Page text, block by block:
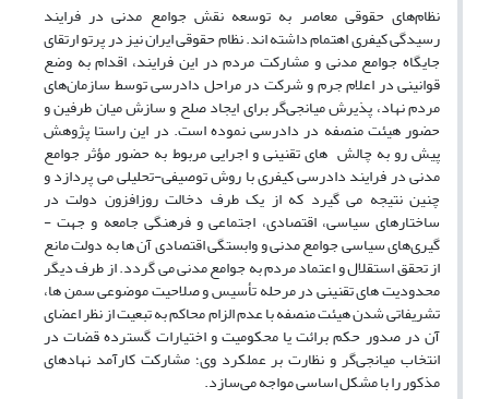
نظام‌های حقوقی معاصر به توسعه نقش جوامع مدنی در فرایند
رسیدگی کیفری اهتمام داشته­ اند. نظام حقوقی ایران نیز در پرتو ارتقای
جایگاه جوامع مدنی و مشارکت مردم در این فرایند، اقدام به وضع
قوانینی در اعلام جرم و شرکت در مراحل دادرسی توسط سازمان‌های
مردم نهاد، پذیرش میانجی‌گر برای ایجاد صلح و سازش میان طرفین و
حضور هیئت منصفه در دادرسی نموده است. در این راستا پژوهش
پیش ­رو به چالش­ های تقنینی و اجرایی مربوط به حضور مؤثر جوامع
مدنی در فرایند دادرسی کیفری با روش توصیفی-تحلیلی می­ پردازد و
چنین نتیجه می ­گیرد که از یک طرف دخالت روزافزون دولت در
ساختارهای سیاسی، اقتصادی، اجتماعی و فرهنگی جامعه و جهت ­
گیری‌های سیاسی جوامع مدنی و وابستگی اقتصادی آن ها به دولت مانع
از تحقق استقلال و اعتماد مردم به جوامع مدنی می ­گردد. از طرف دیگر
محدودیت­ های تقنینی در مرحله تأسیس و صلاحیت موضوعی سمن ­ها،
تشریفاتی شدن هیئت منصفه با عدم الزام محاکم به تبعیت از نظر اعضای
آن در صدور حکم برائت یا محکومیت و اختیارات گسترده قضات در
انتخاب میانجی‌گر و نظارت بر عملکرد وی؛ مشارکت کارآمد نهادهای
مذکور را با مشکل اساسی مواجه می‌سازد.